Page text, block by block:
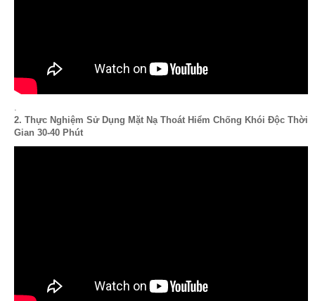
.
2. Thực Nghiệm Sử Dụng Mặt Nạ Thoát Hiểm Chống Khói Độc Thời
Gian 30-40 Phút